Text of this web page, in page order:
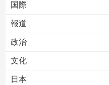
国際
報道
政治
文化
日本